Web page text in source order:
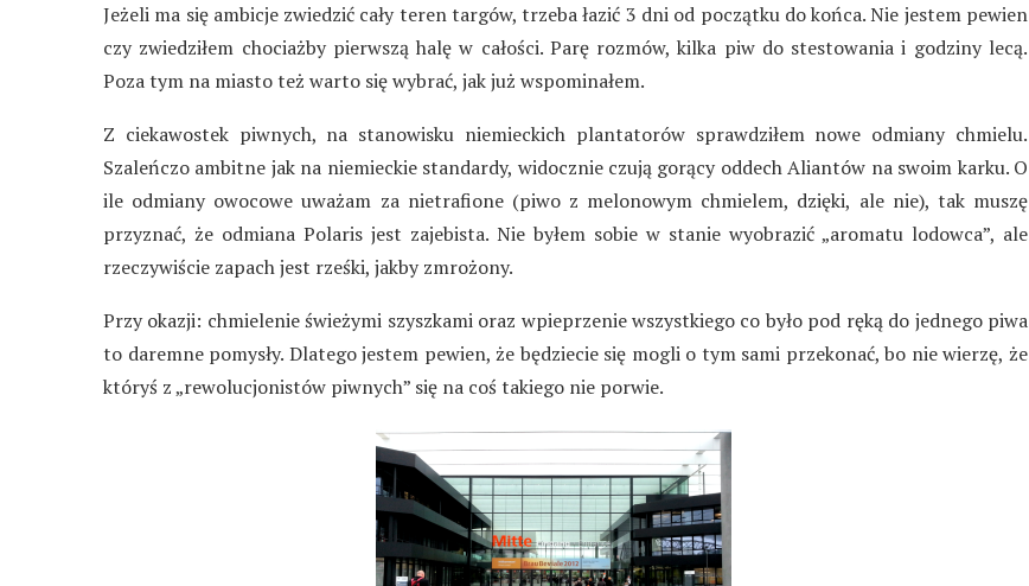
Jeżeli ma się ambicje zwiedzić cały teren targów, trzeba łazić 3 dni od początku do końca. Nie jestem pewien
czy zwiedziłem chociażby pierwszą halę w całości. Parę rozmów, kilka piw do stestowania i godziny lecą.
Poza tym na miasto też warto się wybrać, jak już wspominałem.
Z ciekawostek piwnych, na stanowisku niemieckich plantatorów sprawdziłem nowe odmiany chmielu.
Szaleńczo ambitne jak na niemieckie standardy, widocznie czują gorący oddech Aliantów na swoim karku. O
ile odmiany owocowe uważam za nietrafione (piwo z melonowym chmielem, dzięki, ale nie), tak muszę
przyznać, że odmiana Polaris jest zajebista. Nie byłem sobie w stanie wyobrazić „aromatu lodowca”, ale
rzeczywiście zapach jest rześki, jakby zmrożony.
Przy okazji: chmielenie świeżymi szyszkami oraz wpieprzenie wszystkiego co było pod ręką do jednego piwa
to daremne pomysły. Dlatego jestem pewien, że będziecie się mogli o tym sami przekonać, bo nie wierzę, że
któryś z „rewolucjonistów piwnych” się na coś takiego nie porwie.